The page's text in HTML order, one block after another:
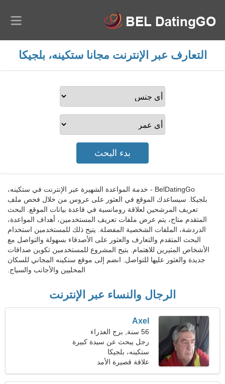
التعارف عبر الإنترنت مجانا ستكينه، بلجيكا
BelDatingGo - خدمة المواعدة الشهيرة عبر الإنترنت في ستكينه،
بلجيكا. سيساعدك الموقع في العثور على عروس من خلال فحص ملف
تعريف المرشحين لعلاقة رومانسية في قاعدة بيانات الموقع. البحث
المتقدم متاح، يتم عرض ملفات تعريف المستخدمين، أهداف المواعدة،
الدردشة، الملفات الشخصية المفضلة. يتيح ذلك للمستخدمين استخدام
البحث المتقدم والتعارف والعثور على الأصدقاء بسهولة والتواصل مع
الأشخاص المثيرين للاهتمام. يتيح المشروع للمستخدمين تكوين صداقات
جديدة والعثور عليها للتواصل. انضم إلى موقع ستكينه المجاني للسكان
المحليين والأجانب والسياح.
الرجال والنساء عبر الإنترنت
Axel
56 سنة, برج العذراء
رجل يبحث عن سيدة كبيرة
ستكينه، بلجيكا
علاقة قصيرة الأمد